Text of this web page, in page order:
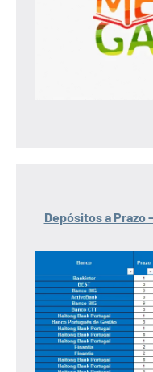
Depósitos a Prazo